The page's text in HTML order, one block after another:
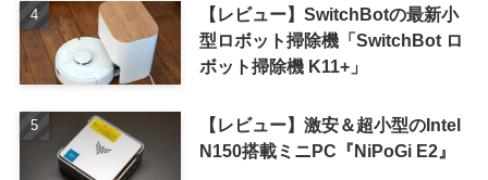
【レビュー】SwitchBotの最新小
型ロボット掃除機「SwitchBot ロ
ボット掃除機 K11+」
【レビュー】激安＆超小型のIntel
N150搭載ミニPC『NiPoGi E2』